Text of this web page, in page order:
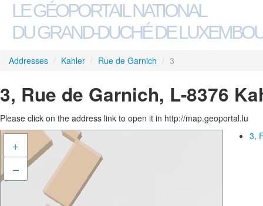
LE GÉOPORTAIL NATIONAL
DU GRAND-DUCHÉ DE
Addresses / Kahler / Rue de Garnich / 3
3, Rue de Garnich, L-8376
Please click on the address link to open it in http://map.geoportal.lu
+
–
3,